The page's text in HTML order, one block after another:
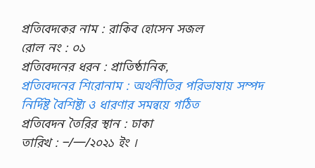
প্রতিবেদকের নাম : রাকিব হোসেন সজল
রোল নং : ০১
প্রতিবেদনের ধরন : প্রাতিষ্ঠানিক,
প্রতিবেদনের শিরোনাম : অর্থনীতির পরিভাষায় সম্পদ
নির্দিষ্ট বৈশিষ্ট্য ও ধারণার সমন্বয়ে গঠিত
প্রতিবেদন তৈরির স্থান : ঢাকা
তারিখ : –/—/২০২১ ইং ।